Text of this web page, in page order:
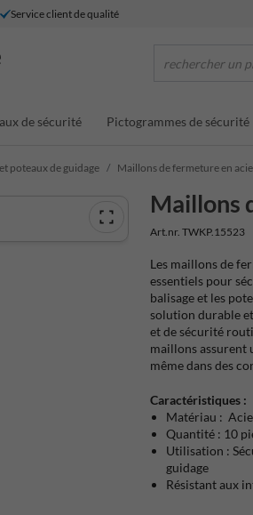
Service client de qualité
rechercher un
de sécurité Pictogrammes de sécurité
poteaux de guidage Maillons de fermeture en
Maillons
Art.nr. TWKP.15523
Les maillons de
essentiels pour
balisage et les
solution durable
et de sécurité
maillons assurent
même dans des
Caractéristiques :
Matériau :
Quantité : 10
Utilisation :
guidage
Résistant aux